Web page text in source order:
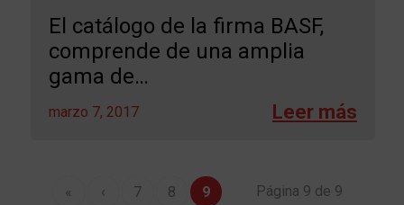
El catálogo de la firma BASF,
comprende de una amplia
gama de…
marzo 7, 2017
Página 9 de 9
« ‹ 7 8 9